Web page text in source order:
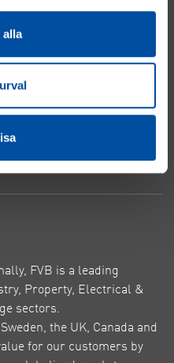
alla
FVB is a leading
Property, Electrical &
sectors.
the UK, Canada and
for our customers by